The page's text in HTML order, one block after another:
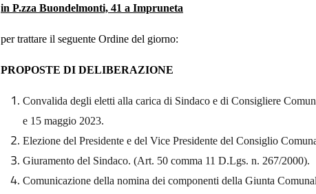
in P.zza Buondelmonti, 41 a Impruneta
per trattare il seguente Ordine del giorno:
PROPOSTE DI DELIBERAZIONE
Convalida degli eletti alla carica di Sindaco e di Consigliere
e 15 maggio 2023.
Elezione del Presidente e del Vice Presidente del Consiglio
Giuramento del Sindaco. (Art. 50 comma 11 D.Lgs. n. 267/2000).
Comunicazione della nomina dei componenti della Giunta